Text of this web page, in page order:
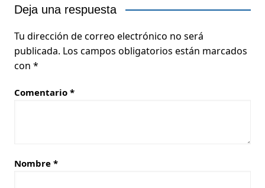
Deja una respuesta
Tu dirección de correo electrónico no será
publicada. Los campos obligatorios están marcados
con *
Comentario *
Nombre *